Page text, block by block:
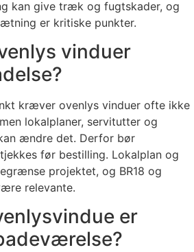
kan give træk og fugtskader, og
er kritiske punkter.
vinduer
kræver ovenlys vinduer ofte ikke
lokalplaner, servitutter og
ændre det. Derfor bør
før bestilling. Lokalplan og
projektet, og BR18 og
relevante.
er